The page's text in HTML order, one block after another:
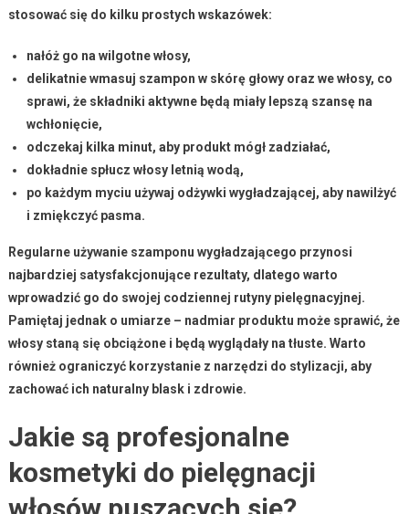
stosować się do kilku prostych wskazówek:
nałóż go na wilgotne włosy,
delikatnie wmasuj szampon w skórę głowy oraz we włosy, co
sprawi, że składniki aktywne będą miały lepszą szansę na
wchłonięcie,
odczekaj kilka minut, aby produkt mógł zadziałać,
dokładnie spłucz włosy letnią wodą,
po każdym myciu używaj odżywki wygładzającej, aby nawilżyć
i zmiękczyć pasma.
Regularne używanie szamponu wygładzającego przynosi
najbardziej satysfakcjonujące rezultaty, dlatego warto
wprowadzić go do swojej codziennej rutyny pielęgnacyjnej.
Pamiętaj jednak o umiarze – nadmiar produktu może sprawić, że
włosy staną się obciążone i będą wyglądały na tłuste. Warto
również ograniczyć korzystanie z narzędzi do stylizacji, aby
zachować ich naturalny blask i zdrowie.
Jakie są profesjonalne
kosmetyki do pielęgnacji